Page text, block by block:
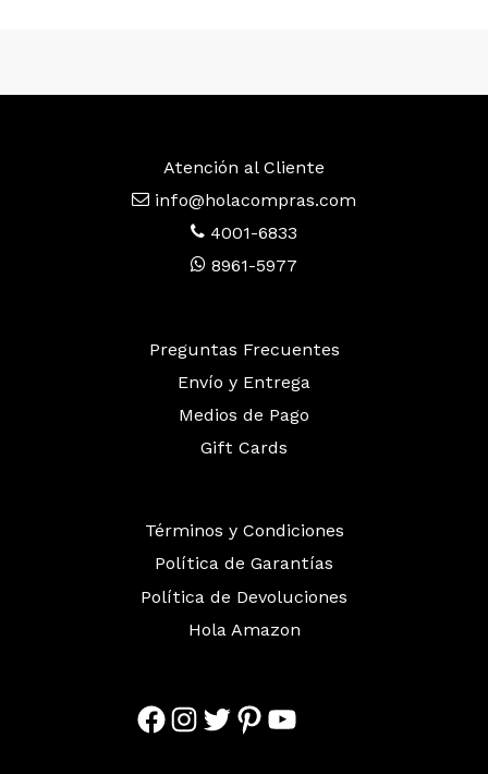
Atención al Cliente
info@holacompras.com
4001-6833
8961-5977
Preguntas Frecuentes
Envío y Entrega
Medios de Pago
Gift Cards
Términos y Condiciones
Política de Garantías
Política de Devoluciones
Hola Amazon
Facebook
Instagram
Twitter
Pinterest